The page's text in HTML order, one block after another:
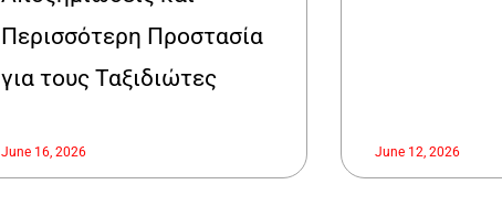
Περισσότερη Προστασία
για τους Ταξιδιώτες
June 16, 2026 June 12, 2026